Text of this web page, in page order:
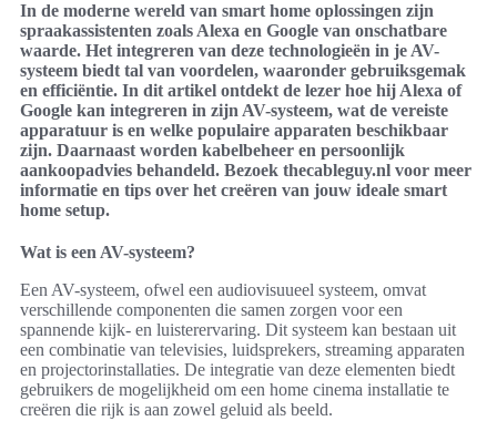
In de moderne wereld van smart home oplossingen zijn
spraakassistenten zoals Alexa en Google van onschatbare
waarde. Het integreren van deze technologieën in je AV-
systeem biedt tal van voordelen, waaronder gebruiksgemak
en efficiëntie. In dit artikel ontdekt de lezer hoe hij Alexa of
Google kan integreren in zijn AV-systeem, wat de vereiste
apparatuur is en welke populaire apparaten beschikbaar
zijn. Daarnaast worden kabelbeheer en persoonlijk
aankoopadvies behandeld. Bezoek thecableguy.nl voor meer
informatie en tips over het creëren van jouw ideale smart
home setup.
Wat is een AV-systeem?
Een AV-systeem, ofwel een audiovisuueel systeem, omvat
verschillende componenten die samen zorgen voor een
spannende kijk- en luisterervaring. Dit systeem kan bestaan uit
een combinatie van televisies, luidsprekers, streaming apparaten
en projectorinstallaties. De integratie van deze elementen biedt
gebruikers de mogelijkheid om een home cinema installatie te
creëren die rijk is aan zowel geluid als beeld.